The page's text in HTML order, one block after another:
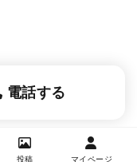
電話する
投稿 マイページ